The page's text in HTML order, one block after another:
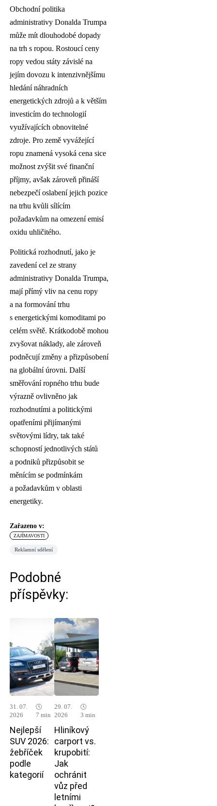
Obchodní politika
administrativy Donalda Trumpa
může mít dlouhodobé dopady
na trh s ropou. Rostoucí ceny
ropy vedou státy závislé na
jejím dovozu k intenzivnějšímu
hledání náhradních
energetických zdrojů a k větším
investicím do technologií
využívajících obnovitelné
zdroje. Pro země vyvážející
ropu znamená vysoká cena sice
možnost zvýšit své finanční
příjmy, avšak zároveň přináší
nebezpečí oslabení jejich pozice
na trhu kvůli sílícím
požadavkům na omezení emisí
oxidu uhličitého.
Politická rozhodnutí, jako je
zavedení cel ze strany
administrativy Donalda Trumpa,
mají přímý vliv na cenu ropy
a na formování trhu
s energetickými komoditami po
celém světě. Krátkodobě mohou
zvyšovat náklady, ale zároveň
podněcují změny a přizpůsobení
na globální úrovni. Další
směřování ropného trhu bude
výrazně ovlivněno jak
rozhodnutími a politickými
opatřeními přijímanými
světovými lídry, tak také
schopností jednotlivých států
a podniků přizpůsobit se
měnícím se podmínkám
a požadavkům v oblasti
energetiky.
Zařazeno v:
ZAJÍMAVOSTI
Reklamní sdělení
Podobné
příspěvky:
31. 07.
2026
🕓
7 min
Nejlepší
SUV 2026:
žebříček
podle
kategorií
29. 07.
2026
🕓
3 min
Hliníkový
carport vs.
krupobití:
Jak
ochránit
vůz před
letními